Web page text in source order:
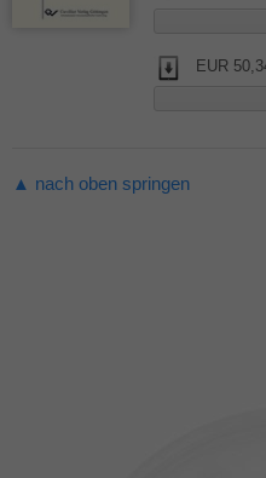
EUR
▲ nach oben springen